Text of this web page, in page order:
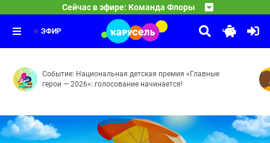
Сейчас в эфире: Команда Флоры
Симбиоз
24:30
Маша и Медведь
Мохнатые качели — Кое-кто в сапогах — Грязное
Лунтик
Важное поручение — Кто тут самый-самый? — Ценный
ЭФИР
Событие: Национальная детская премия «Главные
герои — 2026»: голосование начинается!